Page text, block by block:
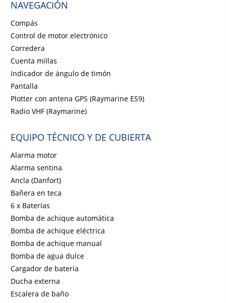
NAVEGACIÓN
Compás
Control de motor electrónico
Corredera
Cuenta millas
Indicador de ángulo de timón
Pantalla
Plotter con antena GPS (Raymarine ES9)
Radio VHF (Raymarine)
EQUIPO TÉCNICO Y DE CUBIERTA
Alarma motor
Alarma sentina
Ancla (Danfort)
Bañera en teca
6 x Baterías
Bomba de achique automática
Bomba de achique eléctrica
Bomba de achique manual
Bomba de agua dulce
Cargador de batería
Ducha externa
Escalera de baño